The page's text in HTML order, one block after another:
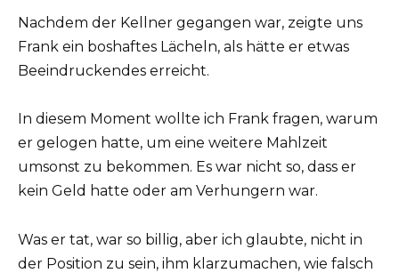
Nachdem der Kellner gegangen war, zeigte uns
Frank ein boshaftes Lächeln, als hätte er etwas
Beeindruckendes erreicht.
In diesem Moment wollte ich Frank fragen, warum
er gelogen hatte, um eine weitere Mahlzeit
umsonst zu bekommen. Es war nicht so, dass er
kein Geld hatte oder am Verhungern war.
Was er tat, war so billig, aber ich glaubte, nicht in
der Position zu sein, ihm klarzumachen, wie falsch